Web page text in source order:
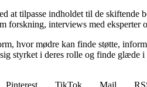
at tilpasse indholdet til de
forskning, interviews med
hvor mødre kan finde støtte,
styrket i deres rolle og finde glæde i